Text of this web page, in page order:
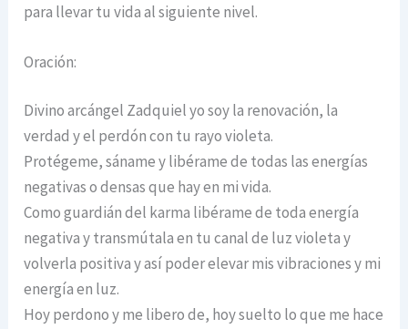
para llevar tu vida al siguiente nivel.
Oración:
Divino arcángel Zadquiel yo soy la renovación, la
verdad y el perdón con tu rayo violeta.
Protégeme, sáname y libérame de todas las energías
negativas o densas que hay en mi vida.
Como guardián del karma libérame de toda energía
negativa y transmútala en tu canal de luz violeta y
volverla positiva y así poder elevar mis vibraciones y mi
energía en luz.
Hoy perdono y me libero de, hoy suelto lo que me hace